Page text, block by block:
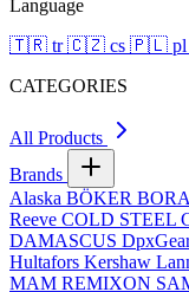
Language
🇹🇷 tr 🇨🇿 cs 🇵🇱 pl
CATEGORIES
All Products
Brands
Alaska BÖKER BORA
Reeve COLD STEEL
DAMASCUS
Hultafors Kershaw
MAM REMIXON